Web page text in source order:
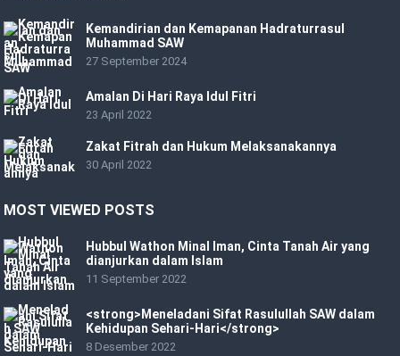
Kemandirian dan Kemapanan Hadraturrasul
Muhammad SAW
27 September 2024
Amalan Di Hari Raya Idul Fitri
23 April 2022
Zakat Fitrah dan Hukum Melaksanakannya
30 April 2022
MOST VIEWED POSTS
Hubbul Wathon Minal Iman, Cinta Tanah Air yang
dianjurkan dalam Islam
11 September 2022
<strong>Meneladani Sifat Rasulullah SAW dalam
Kehidupan Sehari-Hari</strong>
8 Desember 2022